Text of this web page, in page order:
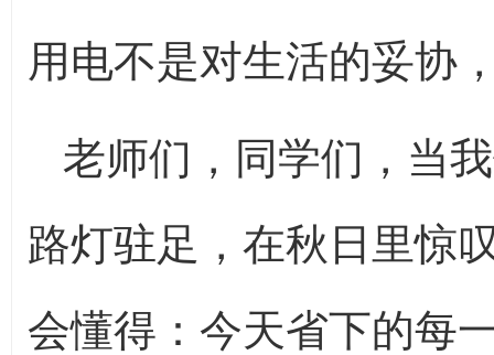
用电不是对生活的妥协
老师们，同学们，当
路灯驻足，在秋日里惊
会懂得：今天省下的每